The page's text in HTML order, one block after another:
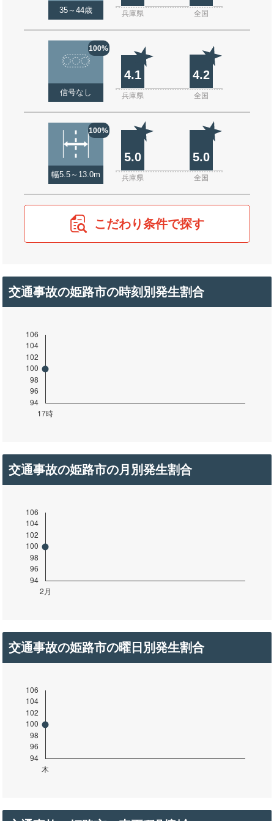
35～44歳 兵庫県 全国
100%
信号なし
4.1 4.2
兵庫県 全国
100%
幅5.5～13.0m
5.0 5.0
兵庫県 全国
こだわり条件で探す
交通事故の姫路市の時刻別発生割合
交通事故の姫路市の月別発生割合
交通事故の姫路市の曜日別発生割合